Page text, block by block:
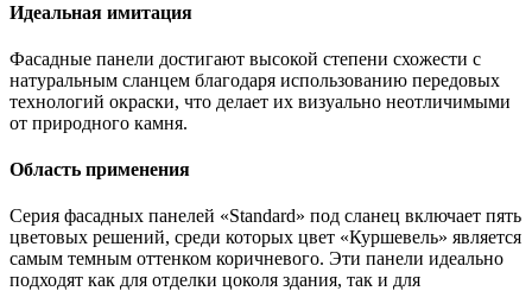
Идеальная имитация
Фасадные панели достигают высокой степени схожести с
натуральным сланцем благодаря использованию передовых
технологий окраски, что делает их визуально неотличимыми
от природного камня.
Область применения
Серия фасадных панелей «Standard» под сланец включает пять
цветовых решений, среди которых цвет «Куршевель» является
самым темным оттенком коричневого. Эти панели идеально
подходят как для отделки цоколя здания, так и для